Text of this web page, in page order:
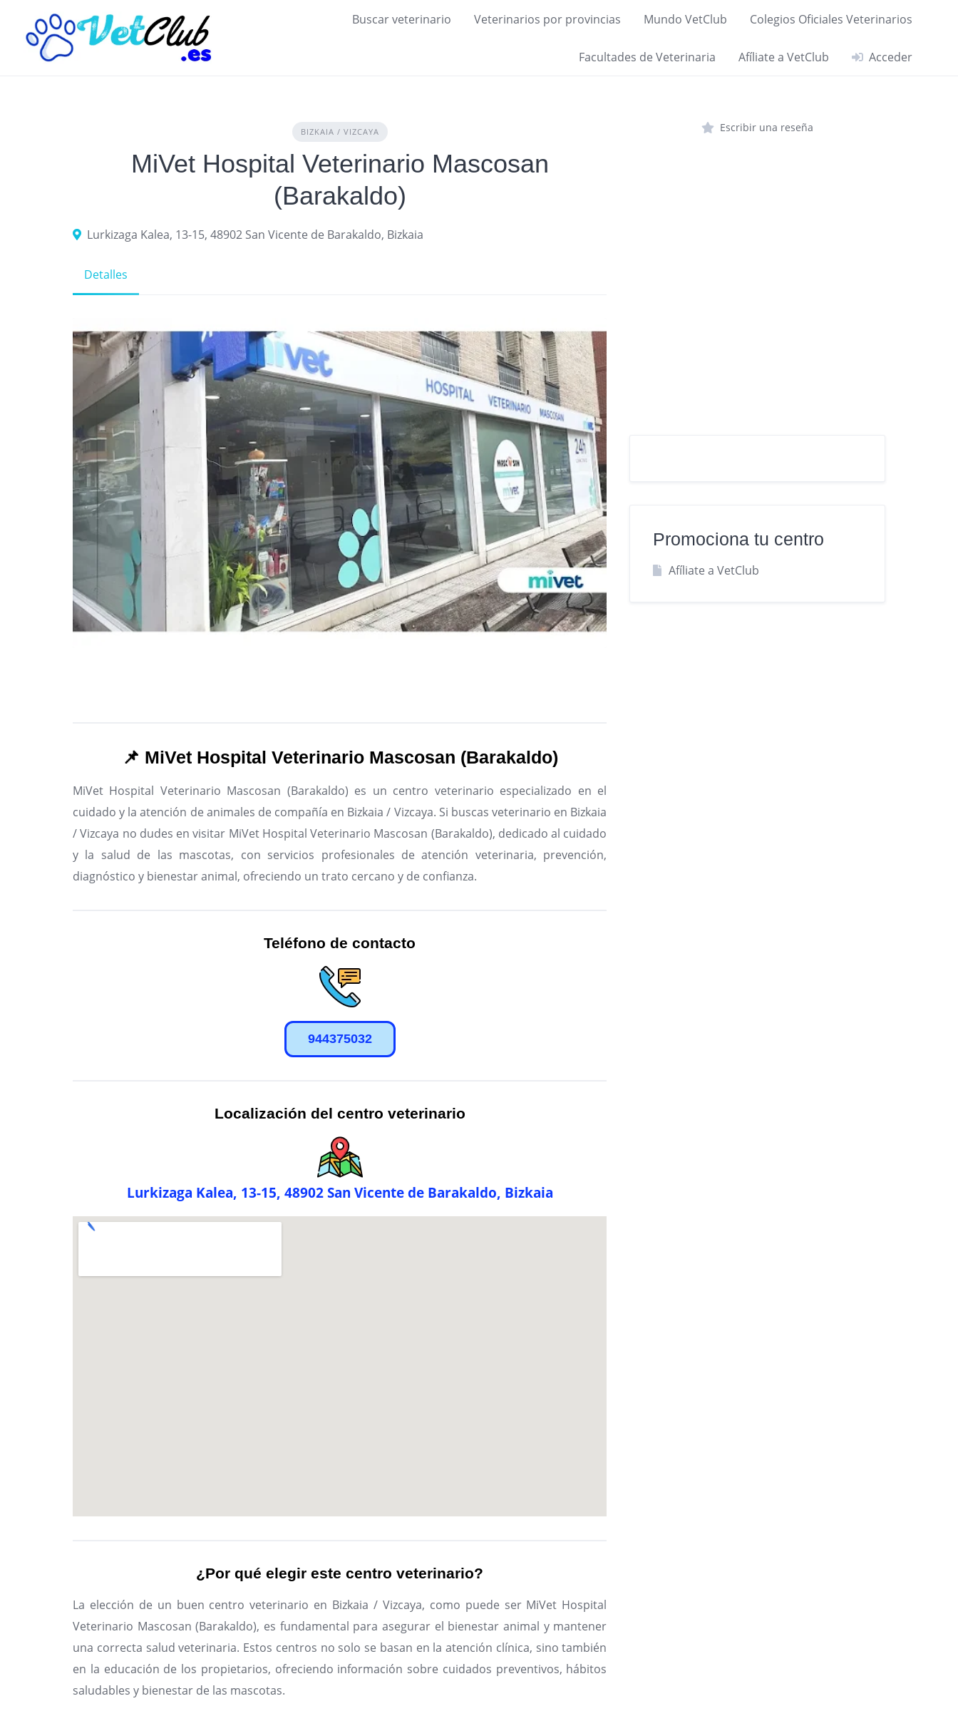
content
Buscar veterinario Veterinarios por provincias Mundo VetClub Colegios Oficiales Veterinarios
Facultades de Veterinaria Afíliate a VetClub Acceder
BIZKAIA / VIZCAYA
MiVet Hospital Veterinario Mascosan
(Barakaldo)
Lurkizaga Kalea, 13-15, 48902 San Vicente de Barakaldo, Bizkaia
Detalles
📌 MiVet Hospital Veterinario Mascosan (Barakaldo)
MiVet Hospital Veterinario Mascosan (Barakaldo) es un centro veterinario especializado en el
cuidado y la atención de animales de compañía en Bizkaia / Vizcaya. Si buscas veterinario en Bizkaia
/ Vizcaya no dudes en visitar MiVet Hospital Veterinario Mascosan (Barakaldo), dedicado al cuidado
y la salud de las mascotas, con servicios profesionales de atención veterinaria, prevención,
diagnóstico y bienestar animal, ofreciendo un trato cercano y de confianza.
Teléfono de contacto
944375032
Localización del centro veterinario
Lurkizaga Kalea, 13-15, 48902 San Vicente de Barakaldo, Bizkaia
¿Por qué elegir este centro veterinario?
La elección de un buen centro veterinario en Bizkaia / Vizcaya, como puede ser MiVet Hospital
Veterinario Mascosan (Barakaldo), es fundamental para asegurar el bienestar animal y mantener
una correcta salud veterinaria. Estos centros no solo se basan en la atención clínica, sino también
en la educación de los propietarios, ofreciendo información sobre cuidados preventivos, hábitos
saludables y bienestar de las mascotas.
Escribir una reseña
Promociona tu centro
Afíliate a VetClub